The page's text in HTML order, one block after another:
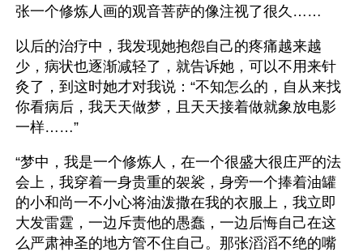
张一个修炼人画的观音菩萨的像注视了很久……
以后的治疗中，我发现她抱怨自己的疼痛越来越
少，病状也逐渐减轻了，就告诉她，可以不用来针
灸了，到这时她才对我说：“不知怎么的，自从来找
你看病后，我天天做梦，且天天接着做就象放电影
一样……”
“梦中，我是一个修炼人，在一个很盛大很庄严的法
会上，我穿着一身贵重的袈裟，身旁一个捧着油罐
的小和尚一不小心将油泼撒在我的衣服上，我立即
大发雷霆，一边斥责他的愚蠢，一边后悔自己在这
么严肃神圣的地方管不住自己。那张滔滔不绝的嘴